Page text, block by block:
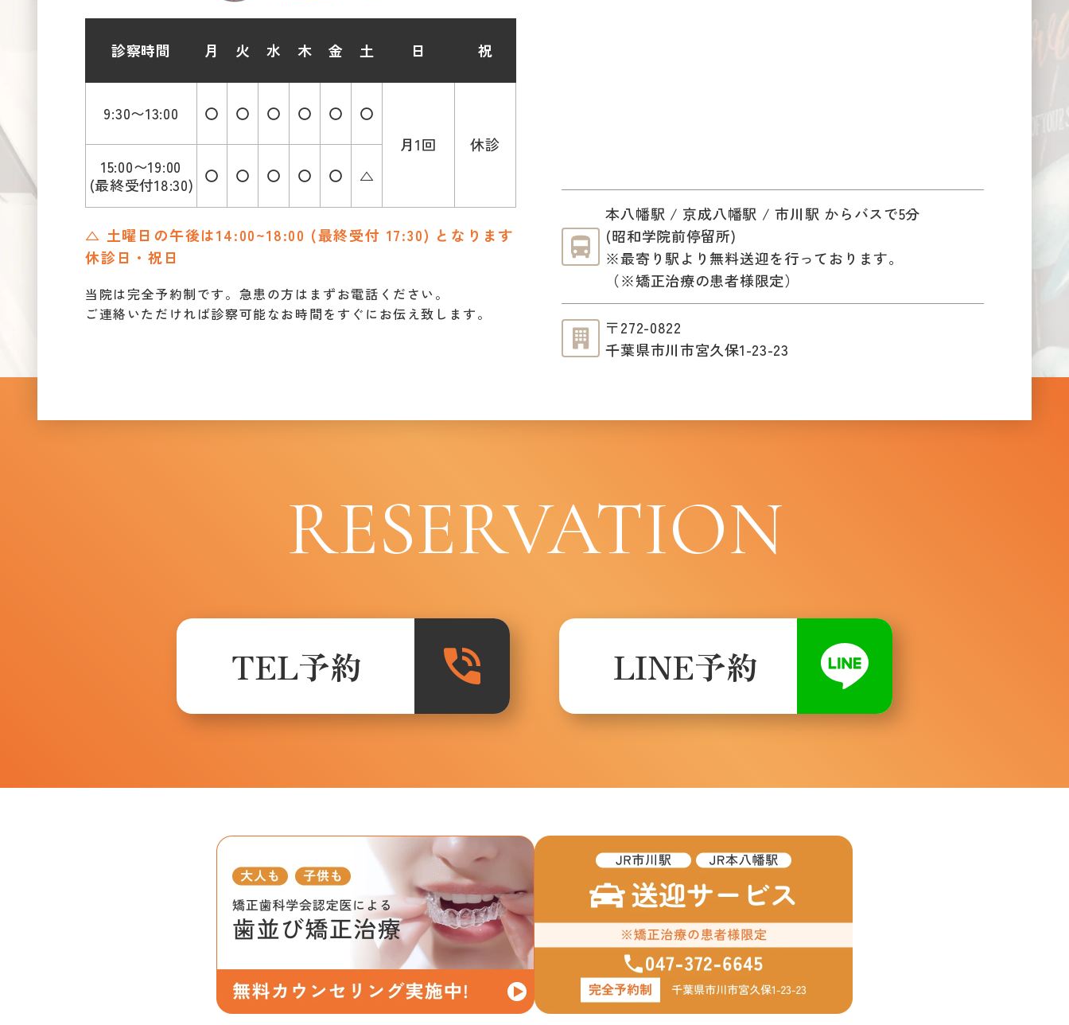
診察時間 月 火 水 木 金 土 日 祝
9:30〜13:00 〇 〇 〇 〇 〇
〇
月1回
休診
15:00〜19:00
(最終受付18:30)
〇 〇 〇 〇 〇 △
△ 土曜日の午後は14:00~18:00 (最終受付 17:30) となります
休診日・祝日
当院は完全予約制です。急患の方はまずお電話ください。
ご連絡いただければ診察可能なお時間をすぐにお伝え致します。
本八幡駅 / 京成八幡駅 / 市川駅 からバスで5分
(昭和学院前停留所)
※最寄り駅より無料送迎を行っております。
（※矯正治療の患者様限定）
〒272-0822
千葉県市川市宮久保1-23-23
RESERVATION
TEL予約 LINE予約